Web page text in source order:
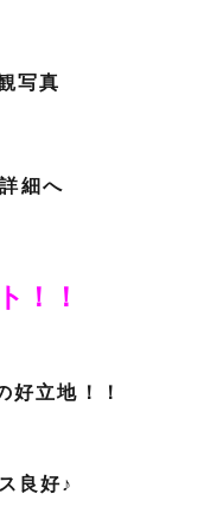
写真
細へ
！！
好立地！！
良好♪